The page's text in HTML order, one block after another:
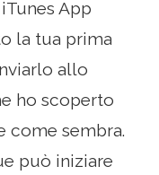
App
la tua prima
allo
ho scoperto
come sembra.
può iniziare